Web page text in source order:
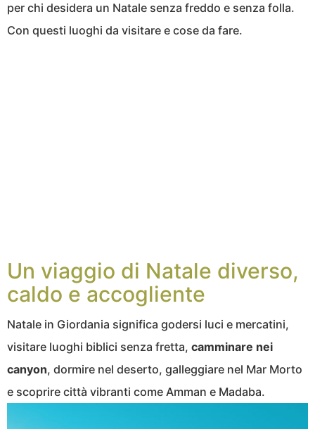
per chi desidera un Natale senza freddo e senza folla.
Con questi luoghi da visitare e cose da fare.
Un viaggio di Natale diverso,
caldo e accogliente
Natale in Giordania significa godersi luci e mercatini,
visitare luoghi biblici senza fretta, camminare nei
canyon, dormire nel deserto, galleggiare nel Mar Morto
e scoprire città vibranti come Amman e Madaba.